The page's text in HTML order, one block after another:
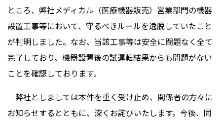
ところ、弊社メディカル（医療機器販売）営業部門の機器
設置工事等において、守るべきルールを逸脱していたこと
が判明しました。なお、当該工事等は安全に問題なく全て
完了しており、機器設置後の試運転結果からも問題がない
ことを確認しております。
弊社としましては本件を重く受け止め、関係者の方々に
お知らせするとともに、深くお詫びいたします。今後、同